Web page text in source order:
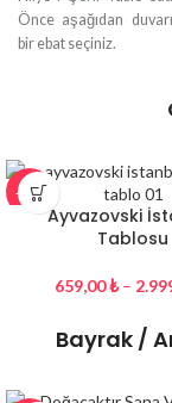
Önce aşağıdan
bir ebat seçiniz.
-27%
Ayvazovski
Tablosu
659,00₺ –
Bayrak /